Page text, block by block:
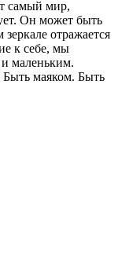
самый мир,
Он может быть
отражается
к себе, мы
маленьким.
маяком. Быть